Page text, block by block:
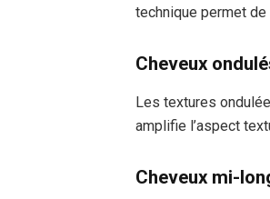
technique permet
Cheveux
Les textures
amplifie l’aspect
Cheveux mi-